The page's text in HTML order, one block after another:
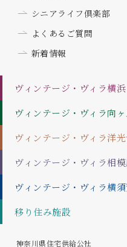
シニアライフ倶楽部
よくあるご質問
新着情報
ヴィンテージ・ヴィラ横浜
ヴィンテージ・ヴィラ向
ヴィンテージ・ヴィラ洋
ヴィンテージ・ヴィラ相
ヴィンテージ・ヴィラ横
移り住み施設
神奈川県住宅供給公社